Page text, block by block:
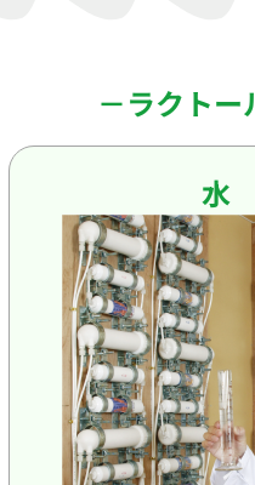
－ラクトー
水